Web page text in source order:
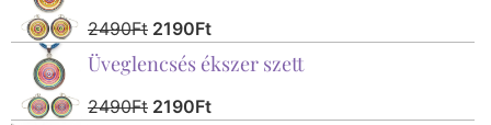
2490Ft 2190Ft
Üveglencsés ékszer szett
2490Ft 2190Ft